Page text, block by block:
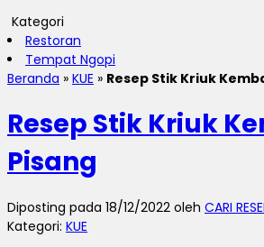
Kategori
Restoran
Tempat Ngopi
Beranda » KUE » Resep Stik Kriuk
Resep Stik Kriuk
Pisang
Diposting pada 18/12/2022 oleh CARI
Kategori: KUE